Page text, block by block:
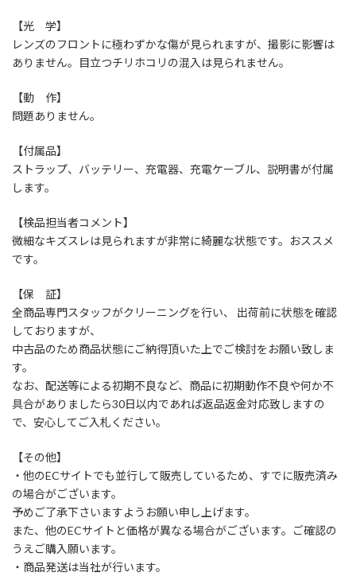
【光 学】
レンズのフロントに極わずかな傷が見られますが、撮影に影響は
ありません。目立つチリホコリの混入は見られません。
【動 作】
問題ありません。
【付属品】
ストラップ、バッテリー、充電器、充電ケーブル、説明書が付属
します。
【検品担当者コメント】
微細なキズスレは見られますが非常に綺麗な状態です。おススメ
です。
【保 証】
全商品専門スタッフがクリーニングを行い、 出荷前に状態を確認
しておりますが、
中古品のため商品状態にご納得頂いた上でご検討をお願い致しま
す。
なお、配送等による初期不良など、商品に初期動作不良や何か不
具合がありましたら30日以内であれば返品返金対応致しますの
で、安心してご入札ください。
【その他】
・他のECサイトでも並行して販売しているため、すでに販売済み
の場合がございます。
予めご了承下さいますようお願い申し上げます。
また、他のECサイトと価格が異なる場合がございます。ご確認の
うえご購入願います。
・商品発送は当社が行います。